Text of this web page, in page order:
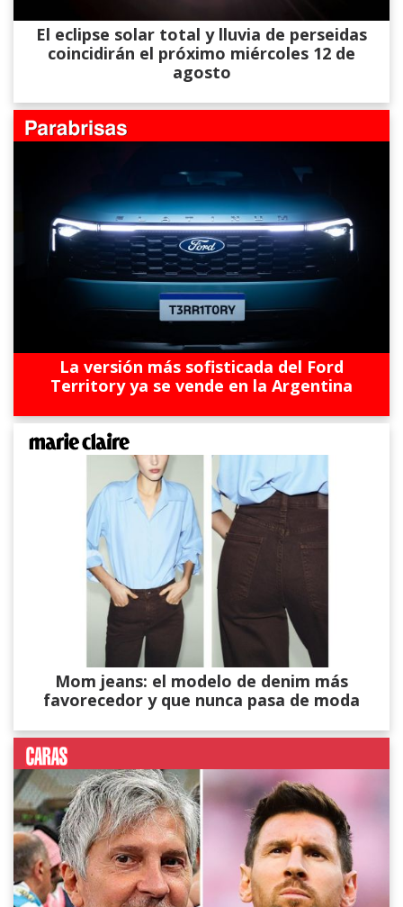
El eclipse solar total y lluvia de perseidas
coincidirán el próximo miércoles 12 de
agosto
La versión más sofisticada del Ford
Territory ya se vende en la Argentina
Mom jeans: el modelo de denim más
favorecedor y que nunca pasa de moda